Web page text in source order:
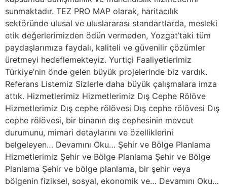
sunmaktadır. TEZ PRO MAP olarak, haritacılık
sektöründe ulusal ve uluslararası standartlarda, mesleki
etik değerlerimizden ödün vermeden, Yozgat’taki tüm
paydaşlarımıza faydalı, kaliteli ve güvenilir çözümler
üretmeyi hedeflemekteyiz. Yurtiçi Faaliyetlerimiz
Türkiye’nin önde gelen büyük projelerinde biz vardık.
Referans Listemiz Sizlerle daha büyük çalışmalara imza
attık. Hizmetlerimiz Hizmetlerimiz Dış Cephe Rölöve
Hizmetlerimiz Dış cephe rölövesi Dış cephe rölövesi Dış
cephe rölövesi, bir binanın dış cephesinin mevcut
durumunu, mimari detaylarını ve özelliklerini
belgeleyen… Devamını Oku… Şehir ve Bölge Planlama
Hizmetlerimiz Şehir ve Bölge Planlama Şehir ve Bölge
Planlama Şehir ve bölge planlama, bir şehir veya
bölgenin fiziksel, sosyal, ekonomik ve… Devamını Oku…